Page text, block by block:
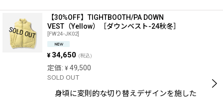
【30%OFF】TIGHTBOOTH/PA DOWN
VEST（Yellow）［ダウンベスト-24秋冬］
[FW24-JK02]
¥ 34,650 (税込)
定価: ¥ 49,500
SOLD OUT
身頃に変則的な切り替えデザインを施した